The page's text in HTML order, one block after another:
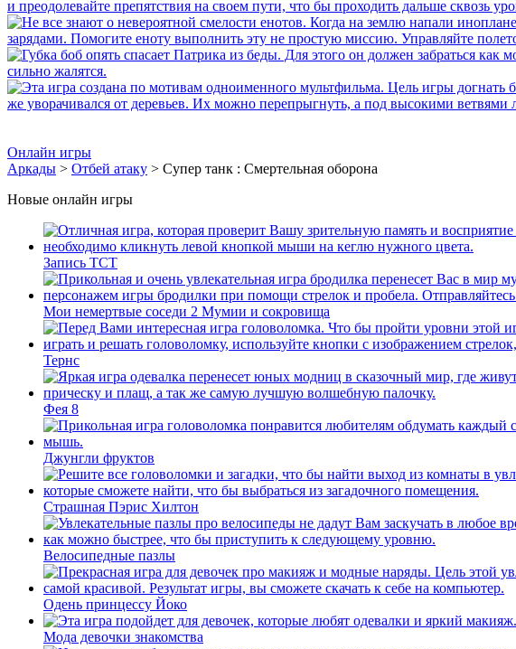
Онлайн игры
Аркады > Отбей атаку > Супер танк : Смертельная оборона
Новые онлайн игры
Запись ТСТ
Мои немертвые соседи 2 Мумии и сокровища
Тернс
Фея 8
Джунгли фруктов
Страшная Пэрис Хилтон
Велосипедные пазлы
Одень принцессу Йоко
Мода девочки знакомства